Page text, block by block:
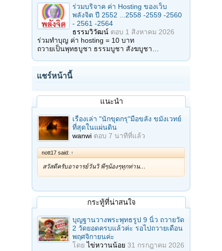
ร่วมบริจาค ค่า Hosting ของเว็บ
พลังจิต ปี 2552 ...2558 -2559 -2560
- 2561 -2564
ธรรมวิวัฒน์ ตอบ 1 สิงหาคม 2026
ร่วมทำบุญ ค่า hosting = 10 บาท
ถวายเป็นพุทธบูชา ธรรมบูชา สังฆบูชา…
แชร์หน้านี้
แนะนำ
เรื่องเล่า "นักขุดกรุ"มือขลัง ขมังเวทย์
ที่สุดในแผ่นดิน
wanwi ตอบ 7 นาทีที่แล้ว
nott17 said: ↑
สวัสดีครับอาจารย์วันวิ พี่ๆน้องๆทุกท่าน…
กระทู้ที่น่าสนใจ
บุญฐานวางพระพุทธรูป 9 นิ้ว ถวายวัด
2 วัดยอดครบแล้วค่ะ รอไปถวายเดือน
พฤศจิกายนค่ะ
โดยไข่หวานน้อย 31 กรกฎาคม 2026